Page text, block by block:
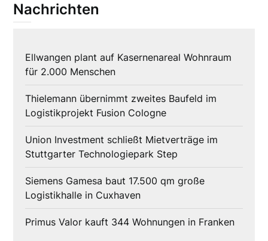
Nachrichten
Ellwangen plant auf Kasernenareal Wohnraum
für 2.000 Menschen
Thielemann übernimmt zweites Baufeld im
Logistikprojekt Fusion Cologne
Union Investment schließt Mietverträge im
Stuttgarter Technologiepark Step
Siemens Gamesa baut 17.500 qm große
Logistikhalle in Cuxhaven
Primus Valor kauft 344 Wohnungen in Franken